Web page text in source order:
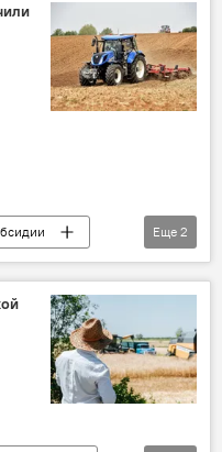
Еще 2